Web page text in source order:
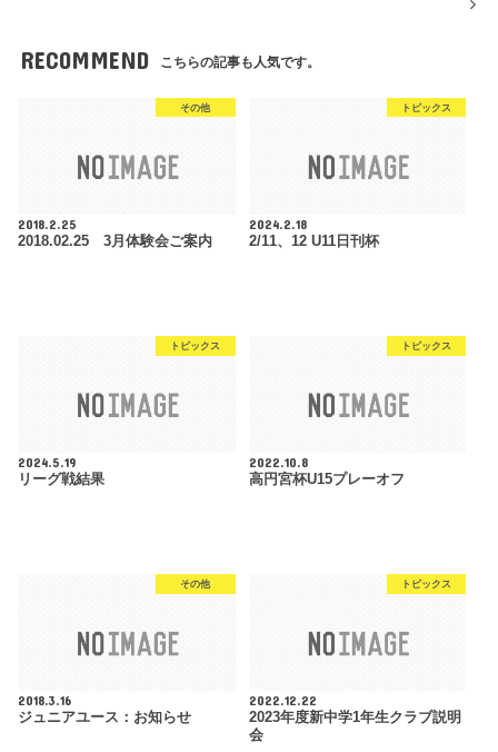
RECOMMEND こちらの記事も人気です。
その他
2018.2.25
2018.02.25 3月体験会ご案内
トピックス
2024.2.18
2/11、12 U11日刊杯
トピックス
2024.5.19
リーグ戦結果
トピックス
2022.10.8
高円宮杯U15プレーオフ
その他
2018.3.16
ジュニアユース：お知らせ
トピックス
2022.12.22
2023年度新中学1年生クラブ説明
会